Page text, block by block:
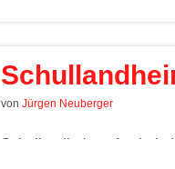
von Jürgen Neuberger
Schullandheimaufenthalt